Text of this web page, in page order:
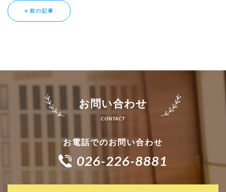
←前の記事
お問い合わせ
お電話でのお問い合わせ
026-226-8881